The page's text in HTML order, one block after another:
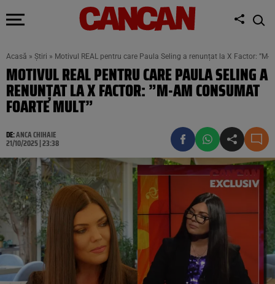
Acasă » Știri » Motivul REAL pentru care Paula Seling a renunțat la X Factor:
MOTIVUL REAL PENTRU CARE PAULA SELING A
RENUNȚAT LA X FACTOR: ”M-AM CONSUMAT
FOARTE MULT”
DE:ANCA CHIHAIE
21/10/2025 | 23:38